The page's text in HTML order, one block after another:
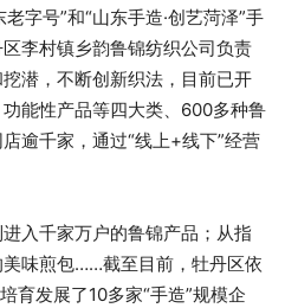
字号”和“山东手造·创艺菏泽”手
李村镇乡韵鲁锦纺织公司负责
潜，不断创新织法，目前已开
能性产品等四大类、600多种鲁
逾千家，通过“线上+线下”经营
入千家万户的鲁锦产品；从指
味煎包……截至目前，牡丹区依
育发展了10多家“手造”规模企